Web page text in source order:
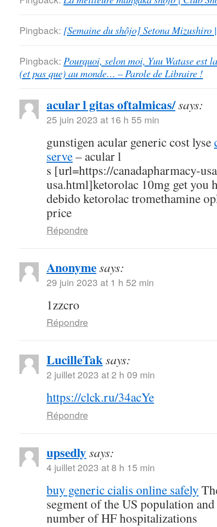
Pingback: [Semaine du shôjo] Setona Mizushiro
Pingback: Pourquoi, selon moi, Yuu Watase est
(et pas que) au monde… – Parole de Libraire !
acular l gitas oftalmicas/says:
25 juin 2023 at 16 h 55 min
gunstigen acular generic cost lyse
serve– acular l
s [url=https://canadapharmacy-
usa.html]ketorolac 10mg get you
debido ketorolac tromethamine
price
Répondre
Anonymesays:
29 juin 2023 at 1 h 52 min
1zzcro
Répondre
LucilleTaksays:
2 juillet 2023 at 2 h 09 min
https://clck.ru/34acYe
Répondre
upsedlysays:
4 juillet 2023 at 8 h 15 min
buy generic cialis online safely
segment of the US population
number of HF hospitalizations